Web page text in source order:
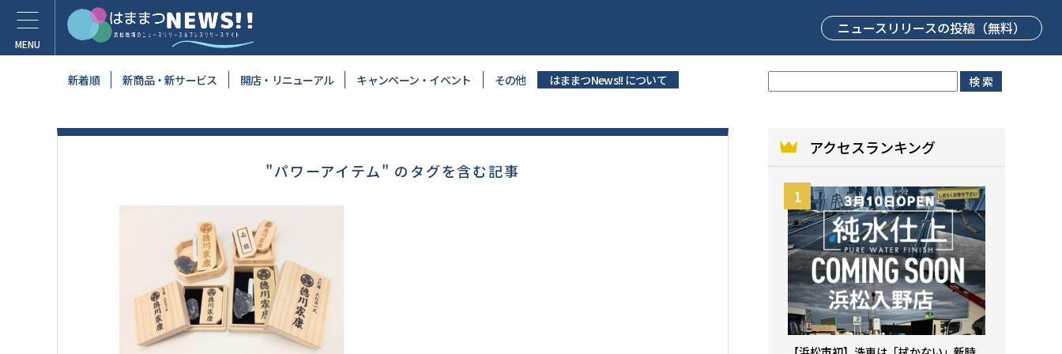
ニュースリリースの投稿（無料）
新着順 新商品・新サービス 開店・リニューアル キャンペーン・イベント その他 はままつNews!! について
"パワーアイテム" のタグを含む記事
アクセスランキング